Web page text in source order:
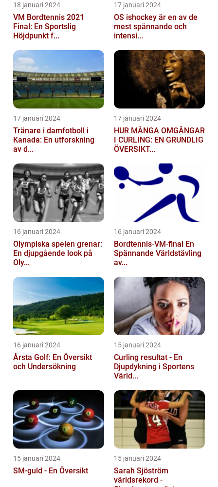
18 januari 2024
VM Bordtennis 2021
Final: En Sportslig
Höjdpunkt f...
17 januari 2024
OS ishockey är en av de
mest spännande och
intensi...
17 januari 2024
Tränare i damfotboll i
Kanada: En utforskning
av d...
17 januari 2024
HUR MÅNGA OMGÅNGAR
I CURLING: EN GRUNDLIG
ÖVERSIKT...
16 januari 2024
Olympiska spelen grenar:
En djupgående look på
Oly...
16 januari 2024
Bordtennis-VM-final En
Spännande Världstävling
av...
16 januari 2024
Årsta Golf: En Översikt
och Undersökning
15 januari 2024
Curling resultat - En
Djupdykning i Sportens
Värld...
15 januari 2024
SM-guld - En Översikt
15 januari 2024
Sarah Sjöström
världsrekord -